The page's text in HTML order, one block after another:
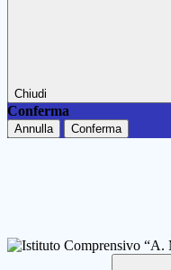
Chiudi
Conferma
Annulla Conferma